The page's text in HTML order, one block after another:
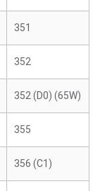
351
352
352 (D0) (65W)
355
356 (C1)